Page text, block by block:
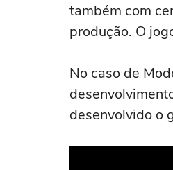
também com
produção. O
No caso de
desenvolvido o